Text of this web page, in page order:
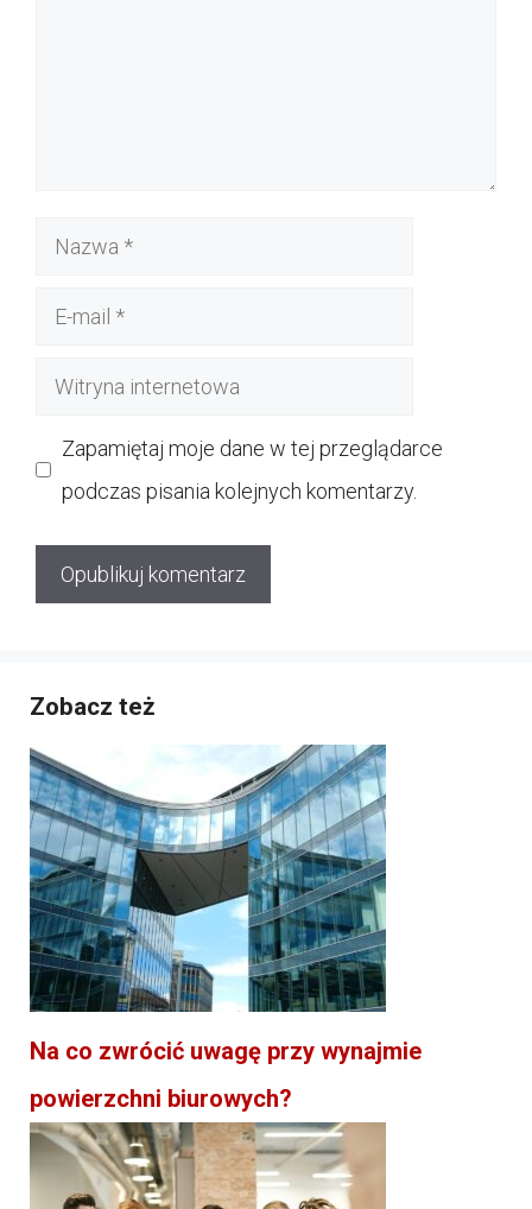
Nazwa
Witryna
Zapamiętaj moje dane w tej przeglądarce
podczas pisania kolejnych komentarzy.
Zobacz też
Na co zwrócić uwagę przy wynajmie
powierzchni biurowych?